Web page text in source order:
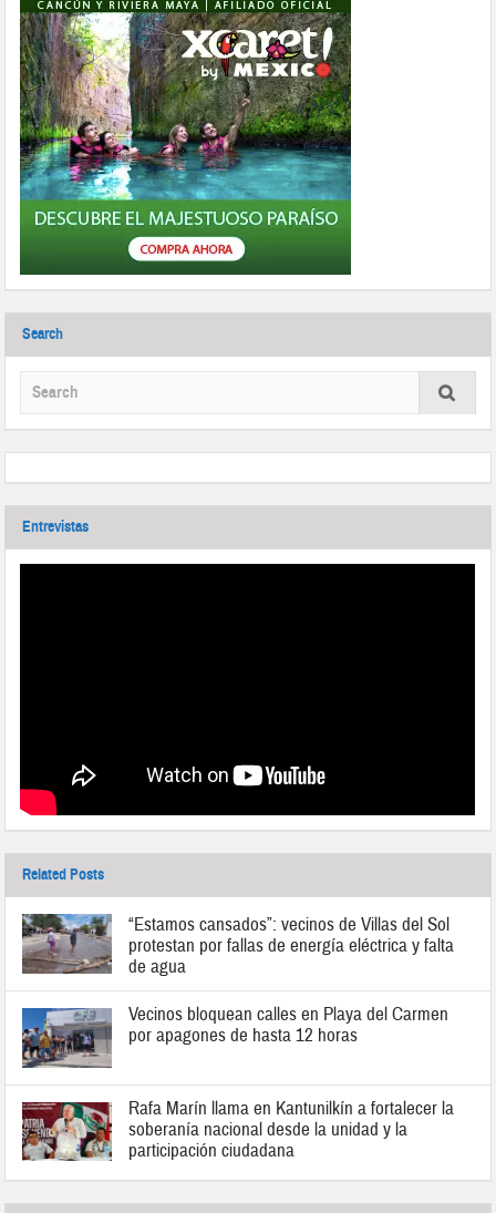
Search
Entrevistas
Related Posts
“Estamos cansados”: vecinos de Villas del Sol
protestan por fallas de energía eléctrica y falta
de agua
Vecinos bloquean calles en Playa del Carmen
por apagones de hasta 12 horas
Rafa Marín llama en Kantunilkín a fortalecer la
soberanía nacional desde la unidad y la
participación ciudadana